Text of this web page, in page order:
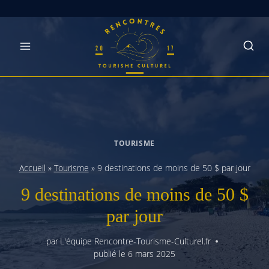
TOURISME
Accueil » Tourisme » 9 destinations de moins de 50 $ par jour
9 destinations de moins de 50 $
par jour
parL'équipe Rencontre-Tourisme-Culturel.fr
publié le 6 mars 2025